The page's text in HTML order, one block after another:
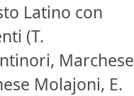
Latino con
(T.
Marchese
Molajoni, E.